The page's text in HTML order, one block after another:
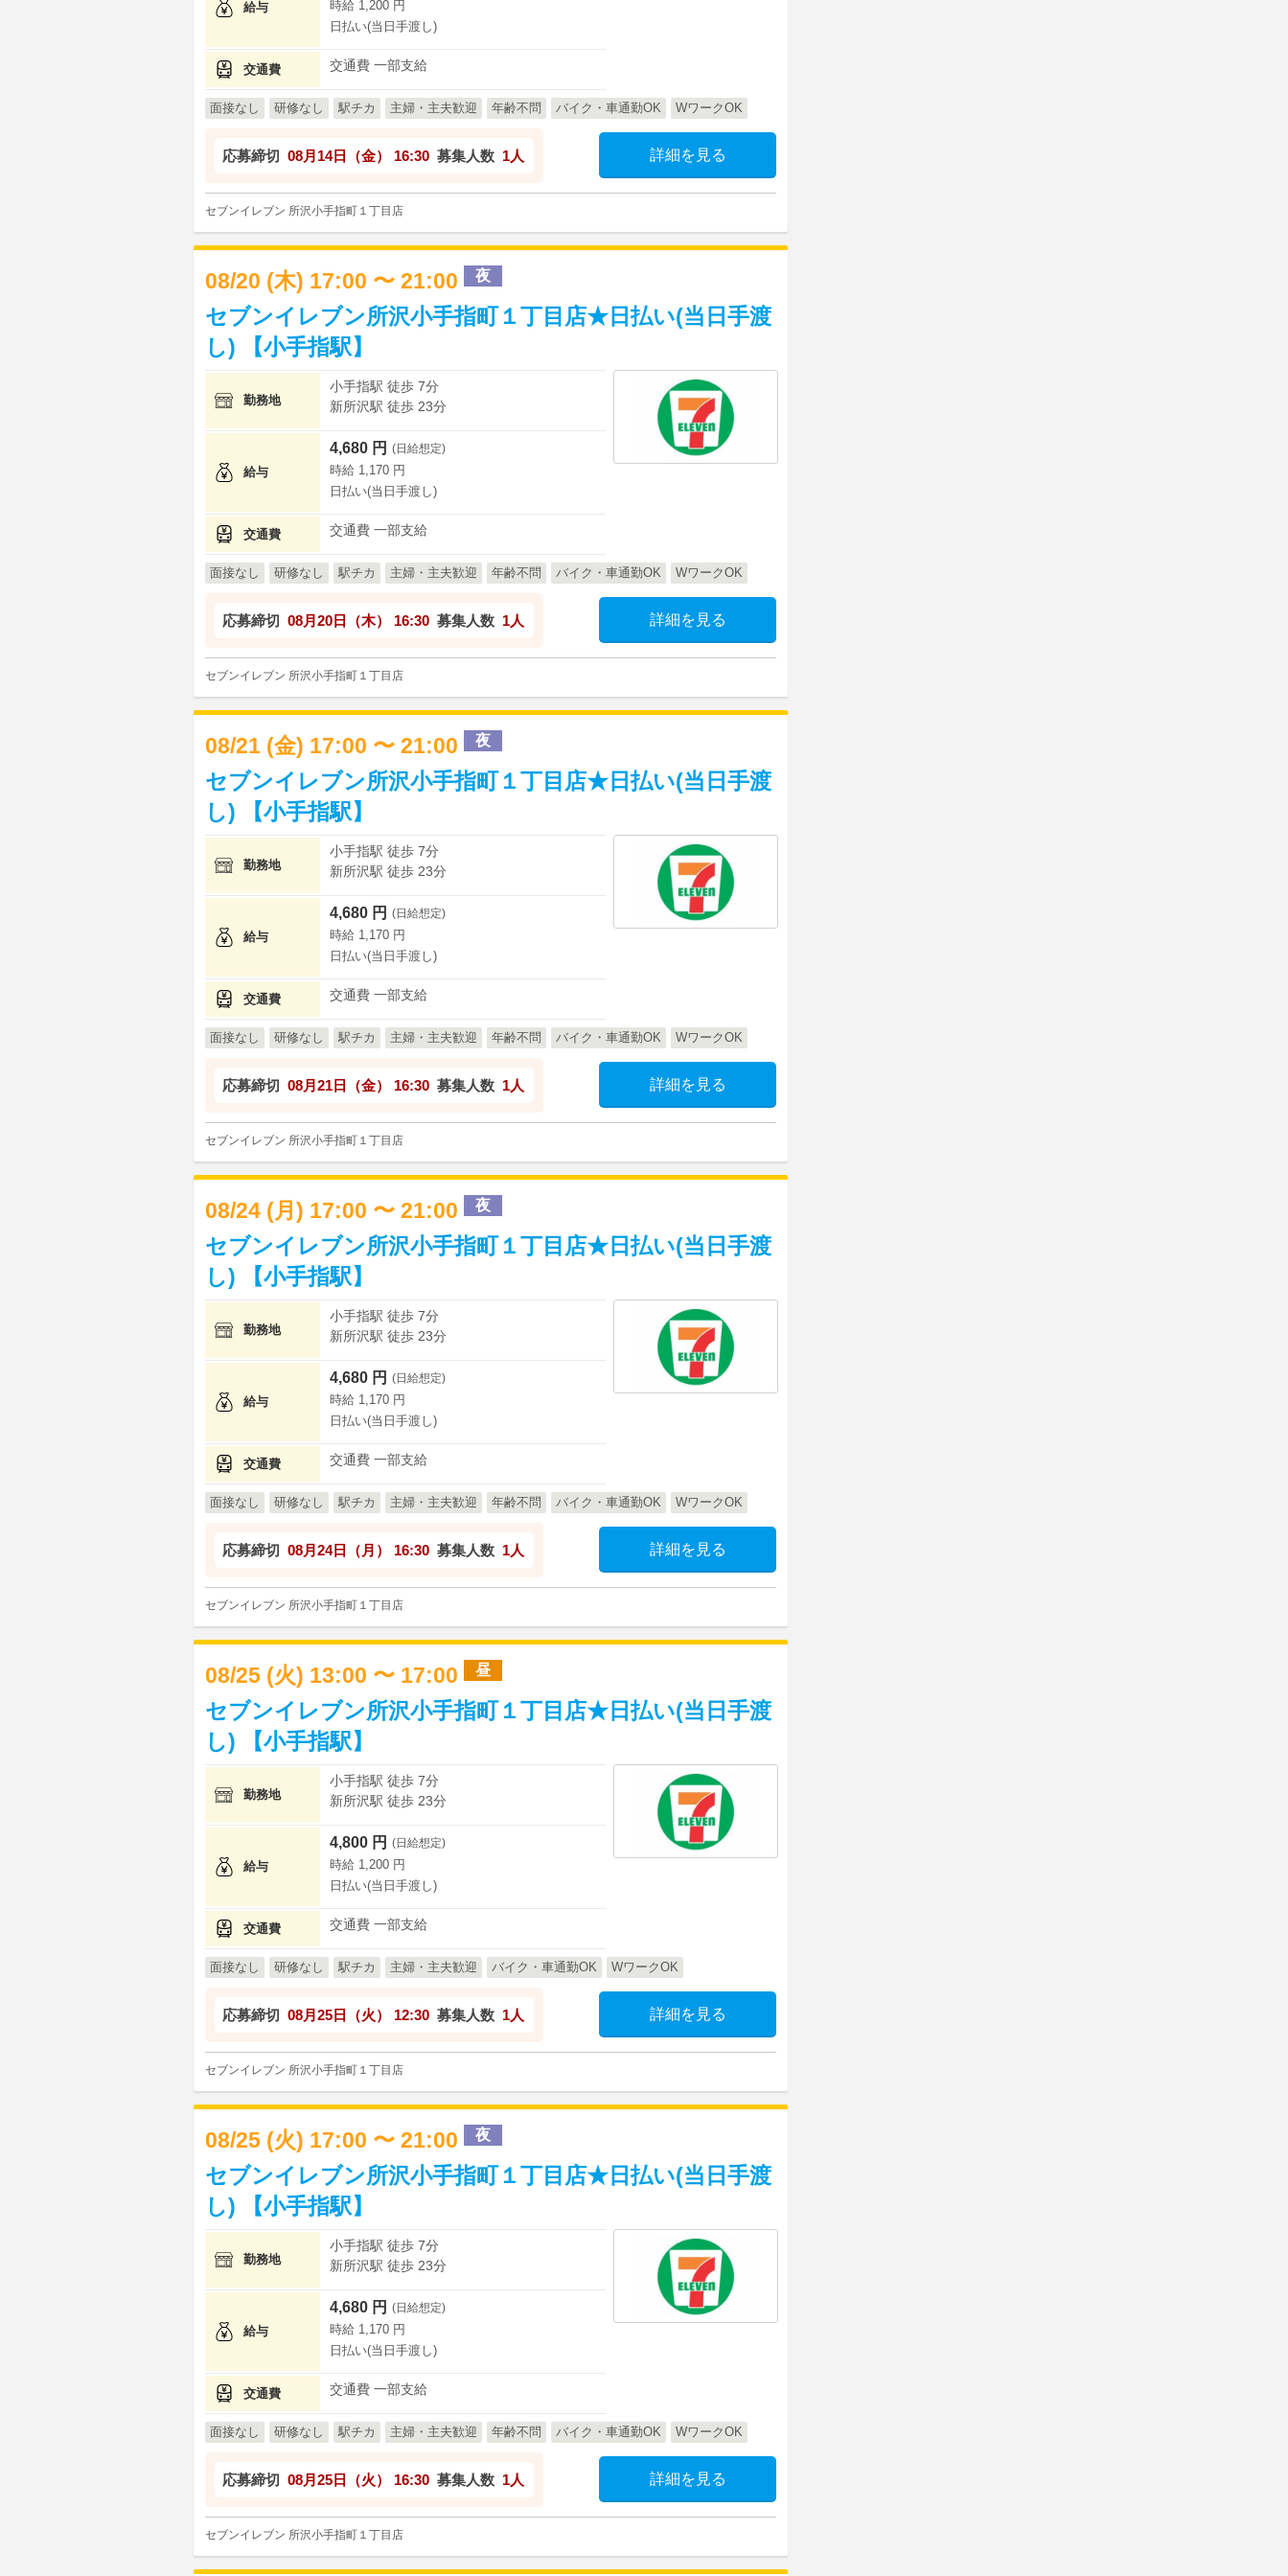
給与
時給 1,200 円
日払い(当日手渡し)
交通費 交通費 一部支給
面接なし 研修なし 駅チカ 主婦・主夫歓迎 年齢不問 バイク・車通勤OK WワークOK
応募締切 08月14日（金） 16:30 募集人数 1人 詳細を見る
セブンイレブン 所沢小手指町１丁目店
08/20 (木) 17:00 〜 21:00 夜
セブンイレブン所沢小手指町１丁目店★日払い(当日手渡
し) 【小手指駅】
勤務地
小手指駅 徒歩 7分
新所沢駅 徒歩 23分
給与
4,680 円 (日給想定)
時給 1,170 円
日払い(当日手渡し)
交通費 交通費 一部支給
面接なし 研修なし 駅チカ 主婦・主夫歓迎 年齢不問 バイク・車通勤OK WワークOK
応募締切 08月20日（木） 16:30 募集人数 1人 詳細を見る
セブンイレブン 所沢小手指町１丁目店
08/21 (金) 17:00 〜 21:00 夜
セブンイレブン所沢小手指町１丁目店★日払い(当日手渡
し) 【小手指駅】
勤務地
小手指駅 徒歩 7分
新所沢駅 徒歩 23分
給与
4,680 円 (日給想定)
時給 1,170 円
日払い(当日手渡し)
交通費 交通費 一部支給
面接なし 研修なし 駅チカ 主婦・主夫歓迎 年齢不問 バイク・車通勤OK WワークOK
応募締切 08月21日（金） 16:30 募集人数 1人 詳細を見る
セブンイレブン 所沢小手指町１丁目店
08/24 (月) 17:00 〜 21:00 夜
セブンイレブン所沢小手指町１丁目店★日払い(当日手渡
し) 【小手指駅】
勤務地
小手指駅 徒歩 7分
新所沢駅 徒歩 23分
給与
4,680 円 (日給想定)
時給 1,170 円
日払い(当日手渡し)
交通費 交通費 一部支給
面接なし 研修なし 駅チカ 主婦・主夫歓迎 年齢不問 バイク・車通勤OK WワークOK
応募締切 08月24日（月） 16:30 募集人数 1人 詳細を見る
セブンイレブン 所沢小手指町１丁目店
08/25 (火) 13:00 〜 17:00 昼
セブンイレブン所沢小手指町１丁目店★日払い(当日手渡
し) 【小手指駅】
勤務地
小手指駅 徒歩 7分
新所沢駅 徒歩 23分
給与
4,800 円 (日給想定)
時給 1,200 円
日払い(当日手渡し)
交通費 交通費 一部支給
面接なし 研修なし 駅チカ 主婦・主夫歓迎 バイク・車通勤OK WワークOK
応募締切 08月25日（火） 12:30 募集人数 1人 詳細を見る
セブンイレブン 所沢小手指町１丁目店
08/25 (火) 17:00 〜 21:00 夜
セブンイレブン所沢小手指町１丁目店★日払い(当日手渡
し) 【小手指駅】
勤務地
小手指駅 徒歩 7分
新所沢駅 徒歩 23分
給与
4,680 円 (日給想定)
時給 1,170 円
日払い(当日手渡し)
交通費 交通費 一部支給
面接なし 研修なし 駅チカ 主婦・主夫歓迎 年齢不問 バイク・車通勤OK WワークOK
応募締切 08月25日（火） 16:30 募集人数 1人 詳細を見る
セブンイレブン 所沢小手指町１丁目店